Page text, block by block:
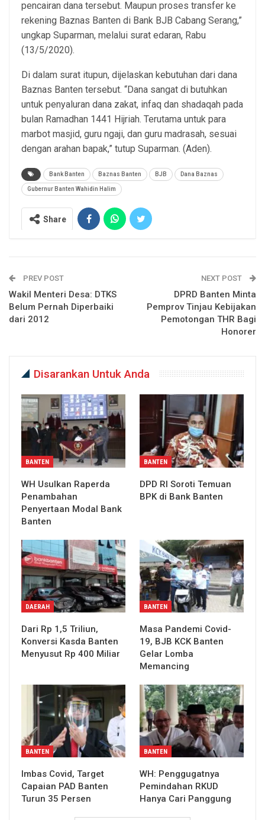
pencairan dana tersebut. Maupun proses transfer ke
rekening Baznas Banten di Bank BJB Cabang Serang,”
ungkap Suparman, melalui surat edaran, Rabu
(13/5/2020).
Di dalam surat itupun, dijelaskan kebutuhan dari dana
Baznas Banten tersebut. “Dana sangat di butuhkan
untuk penyaluran dana zakat, infaq dan shadaqah pada
bulan Ramadhan 1441 Hijriah. Terutama untuk para
marbot masjid, guru ngaji, dan guru madrasah, sesuai
dengan arahan bapak,” tutup Suparman. (Aden).
Bank Banten Baznas Banten BJB Dana Baznas
Gubernur Banten Wahidin Halim
Share
PREV POST
Wakil Menteri Desa: DTKS
Belum Pernah Diperbaiki
dari 2012
NEXT POST
DPRD Banten Minta
Pemprov Tinjau Kebijakan
Pemotongan THR Bagi
Honorer
Disarankan Untuk Anda
BANTEN
WH Usulkan Raperda
Penambahan
Penyertaan Modal Bank
Banten
BANTEN
DPD RI Soroti Temuan
BPK di Bank Banten
DAERAH
Dari Rp 1,5 Triliun,
Konversi Kasda Banten
Menyusut Rp 400 Miliar
BANTEN
Masa Pandemi Covid-
19, BJB KCK Banten
Gelar Lomba
Memancing
BANTEN
Imbas Covid, Target
Capaian PAD Banten
Turun 35 Persen
BANTEN
WH: Penggugatnya
Pemindahan RKUD
Hanya Cari Panggung